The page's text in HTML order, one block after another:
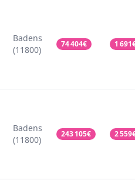
Badens
(11800)
74 404€ 1 691
Badens
(11800)
243 105€ 2 559